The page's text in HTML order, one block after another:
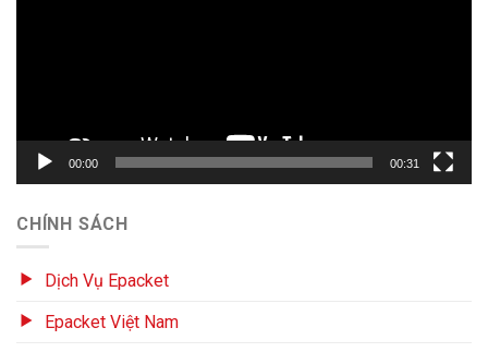
00:00 00:31
CHÍNH SÁCH
Dịch Vụ Epacket
Epacket Việt Nam